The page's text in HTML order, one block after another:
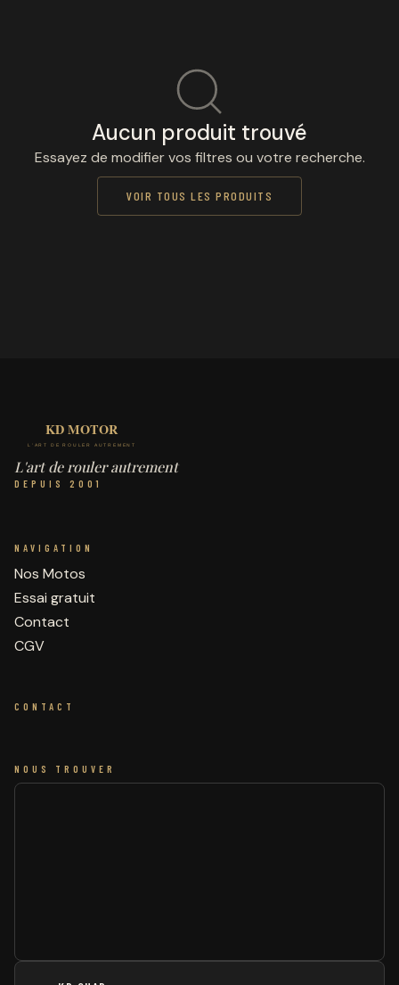
Aucun produit trouvé
Essayez de modifier vos filtres ou votre recherche.
VOIR TOUS LES PRODUITS
L'art de rouler autrement
DEPUIS 2001
NAVIGATION
Nos Motos
Essai gratuit
Contact
CGV
CONTACT
NOUS TROUVER